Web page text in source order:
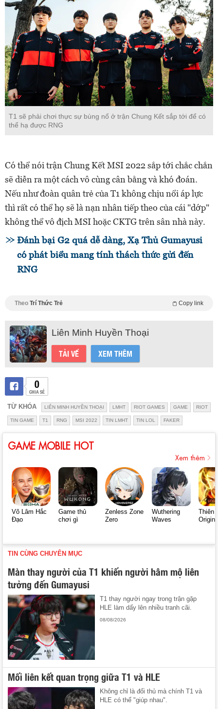
T1 sẽ phải chơi thực sự bùng nổ ở trận Chung Kết sắp tới để có
thể hạ được RNG
Có thể nói trận Chung Kết MSI 2022 sắp tới chắc chắn
sẽ diễn ra một cách vô cùng cân bằng và khó đoán.
Nếu như đoàn quân trẻ của T1 không chịu nổi áp lực
thì rất có thể họ sẽ là nạn nhân tiếp theo của cái "dớp"
không thể vô địch MSI hoặc CKTG trên sân nhà này.
Đánh bại G2 quá dễ dàng, Xạ Thủ Gumayusi
có phát biểu mang tính thách thức gửi đến
RNG
Theo Trí Thức Trẻ Copy link
Liên Minh Huyền Thoại
TẢI VỀ XEM THÊM
0
CHIA SẺ
TỪ KHÓA LIÊN MINH HUYỀN THOẠI LMHT RIOT GAMES GAME RIOT
TIN GAME T1 RNG MSI 2022 TIN LMHT TIN LOL FAKER
GAME MOBILE HOT
Xem thêm
Võ Lâm Hắc
Đạo
Game thủ
chơi gì
Zenless Zone
Zero
Wuthering
Waves
Thiên
Origin
TIN CÙNG CHUYÊN MỤC
Màn thay người của T1 khiến người hâm mộ liên
tưởng đến Gumayusi
T1 thay người ngay trong trận gặp
HLE làm dấy lên nhiều tranh cãi.
08/08/2026
Mối liên kết quan trọng giữa T1 và HLE
Không chỉ là đối thủ mà chính T1 và
HLE có thể "giúp nhau".